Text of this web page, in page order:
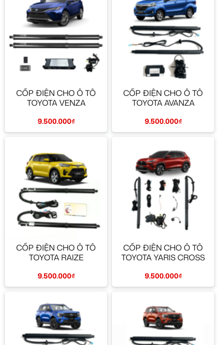
CỐP ĐIỆN CHO Ô TÔ
TOYOTA VENZA
9.500.000₫
CỐP ĐIỆN CHO Ô TÔ
TOYOTA AVANZA
9.500.000₫
CỐP ĐIỆN CHO Ô TÔ
TOYOTA RAIZE
9.500.000₫
CỐP ĐIỆN CHO Ô TÔ
TOYOTA YARIS CROSS
9.500.000₫